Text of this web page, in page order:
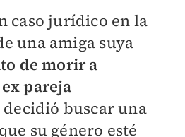
caso jurídico en la
una amiga suya
de morir a
pareja
decidió buscar una
su género esté